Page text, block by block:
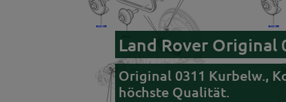
Land Rover Original
Original 0311 Kurbelw.,
höchste Qualität.